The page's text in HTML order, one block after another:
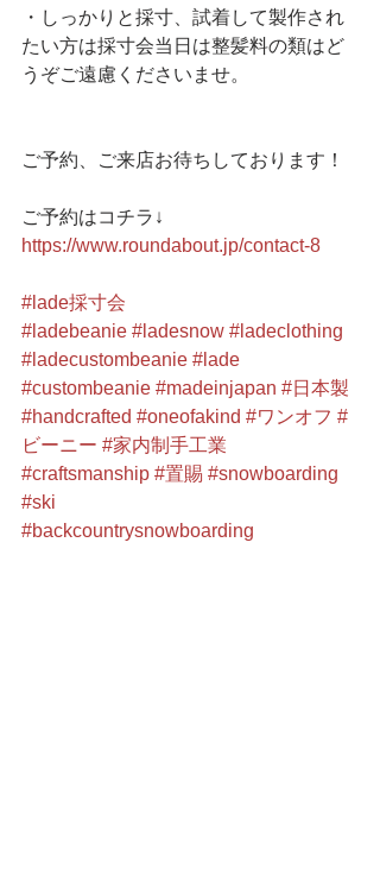
・しっかりと採寸、試着して製作され
たい方は採寸会当日は整髪料の類はど
うぞご遠慮くださいませ。
ご予約、ご来店お待ちしております！
ご予約はコチラ↓
https://www.roundabout.jp/contact-8
#lade採寸会
#ladebeanie #ladesnow #ladeclothing
#ladecustombeanie #lade
#custombeanie #madeinjapan #日本製
#handcrafted #oneofakind #ワンオフ #
ビーニー #家内制手工業
#craftsmanship #置賜 #snowboarding
#ski
#backcountrysnowboarding